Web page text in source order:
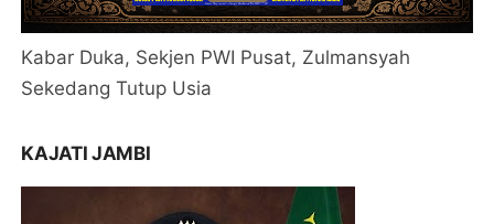
Kabar Duka, Sekjen PWI Pusat, Zulmansyah
Sekedang Tutup Usia
KAJATI JAMBI